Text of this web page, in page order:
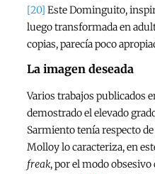
[20] Este Dominguito,
luego transformada en
copias, parecía poco
La imagen deseada
Varios trabajos publicados
demostrado el elevado
Sarmiento tenía respecto
Molloy lo caracteriza, en
freak, por el modo